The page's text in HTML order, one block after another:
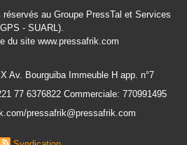
au Groupe PressTal et Services
- SUARL).
du site www.pressafrik.com
Av. Bourguiba Immeuble H app. n°7
77 6376822 Commerciale: 770991495
pressafrik@pressafrik.com